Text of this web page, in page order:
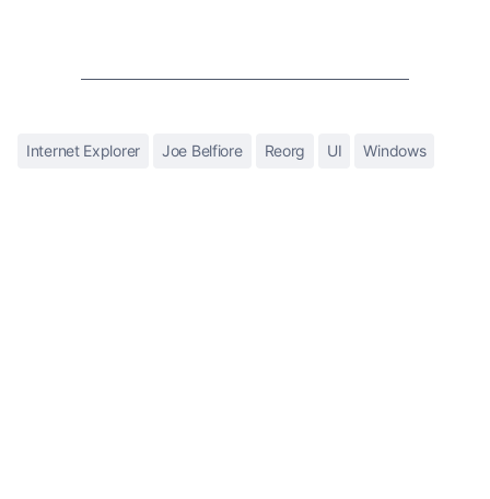
Internet Explorer Joe Belfiore Reorg UI Windows